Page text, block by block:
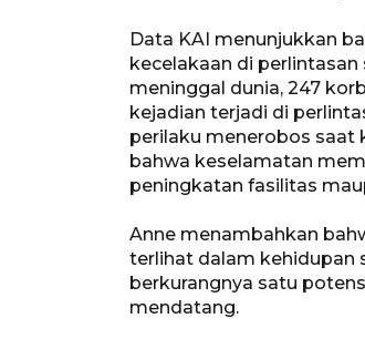
Data KAI menunjukkan
kecelakaan di
meninggal dunia, 247
kejadian terjadi di
perilaku menerobos saat
bahwa keselamatan
peningkatan fasilitas
Anne menambahkan
terlihat dalam kehidupan
berkurangnya satu
mendatang.